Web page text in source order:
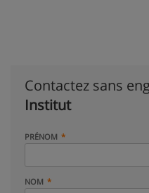
Contactez sans
Institut
PRÉNOM
NOM